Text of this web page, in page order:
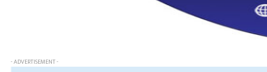
- ADVERTISEMENT -